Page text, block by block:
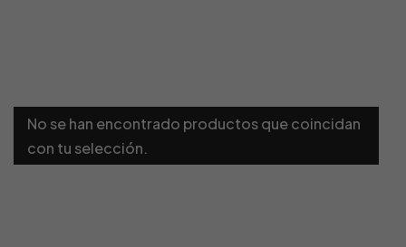
No se han encontrado productos que coincidan
con tu selección.